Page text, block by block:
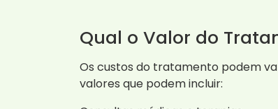
Qual o Valor do
Os custos do tratamento podem
valores que podem incluir: